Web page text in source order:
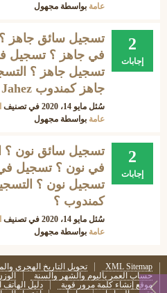
عامة بواسطة مجهول
2
إجابات
تسجيل سائق جاهز
في جاهز ؟ تسجيل
تسجيل جاهز ؟
جاهز كمندوب Jahez ؟
سُئل مايو 14، 2020 في تصنيف
عامة بواسطة مجهول
2
إجابات
تسجيل سائق نون ؟
في نون ؟ تسجيل
تسجيل نون ؟
كمندوب ؟
سُئل مايو 14، 2020 في تصنيف
عامة بواسطة مجهول
XML Sitemap
تحويل التاريخ الهجري
حساب العمر باليوم والشهر والسنة
موقع إنشاء كلمة مرور قوية
دليل